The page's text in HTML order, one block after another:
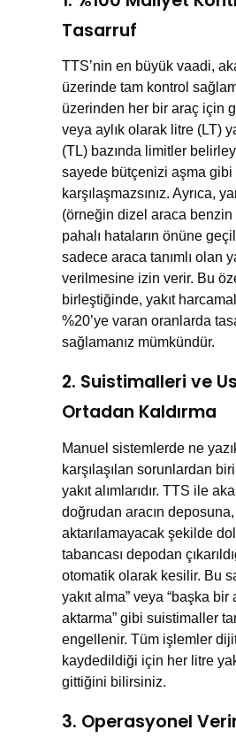
Tasarruf
TTS’nin en büyük vaadi,
üzerinde tam kontrol
üzerinden her bir araç için
veya aylık olarak litre (LT)
(TL) bazında limitler
sayede bütçenizi aşma gibi
karşılaşmazsınız. Ayrıca,
(örneğin dizel araca benzin
pahalı hataların önüne
sadece araca tanımlı olan
verilmesine izin verir. Bu
birleştiğinde, yakıt
%20’ye varan oranlarda
sağlamanız mümkündür.
2. Suistimalleri ve
Ortadan Kaldırma
Manuel sistemlerde ne
karşılaşılan sorunlardan
yakıt alımlarıdır. TTS ile
doğrudan aracın
aktarılamayacak şekilde
tabancası depodan
otomatik olarak kesilir. Bu
yakıt alma” veya “başka bir
aktarma” gibi suistimaller
engellenir. Tüm işlemler
kaydedildiği için her litre
gittiğini bilirsiniz.
3. Operasyonel